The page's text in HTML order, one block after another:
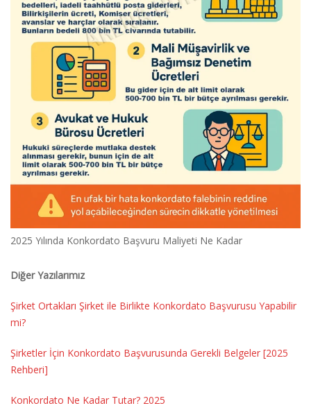
2025 Yılında Konkordato Başvuru Maliyeti Ne Kadar
Diğer Yazılarımız
Şirket Ortakları Şirket ile Birlikte Konkordato Başvurusu Yapabilir
mi?
Şirketler İçin Konkordato Başvurusunda Gerekli Belgeler [2025
Rehberi]
Konkordato Ne Kadar Tutar? 2025